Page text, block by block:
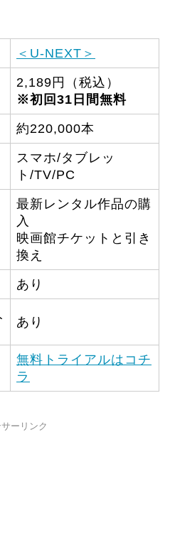
＜U-NEXT＞
2,189円（税込）
※初回31日間無料
約220,000本
スマホ/タブレッ
ト/TV/PC
最新レンタル作品の購
入
映画館チケットと引き
換え
あり
あり
無料トライアルはコチ
ラ
ーリンク